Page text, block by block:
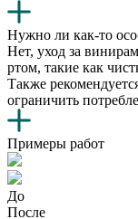
Нужно ли как-то
Нет, уход за
ртом, такие как
Также
ограничить
Примеры работ
До
После